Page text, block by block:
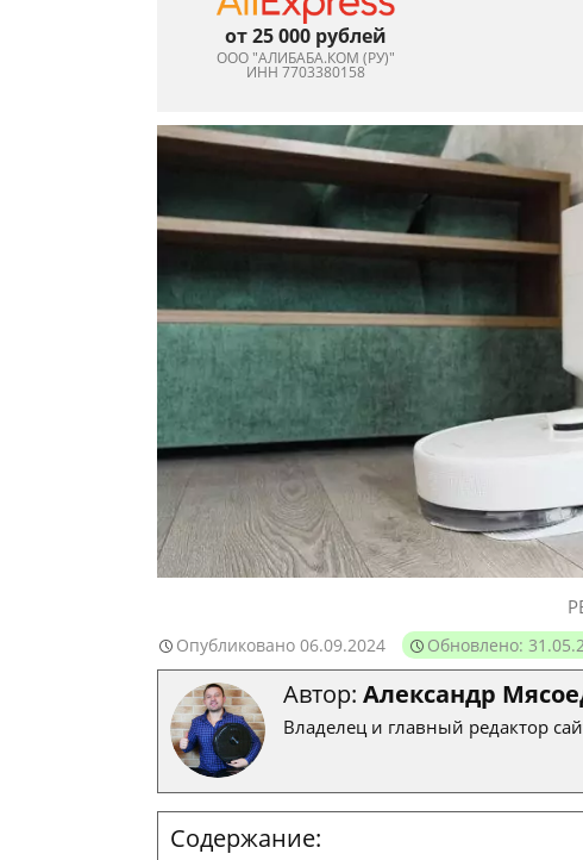
от 25 000 рублей
ООО "АЛИБАБА.КОМ (РУ)"
ИНН 7703380158
Опубликовано 06.09.2024 Обновлено:
Автор: Александр
Владелец и главный редактор
Содержание: